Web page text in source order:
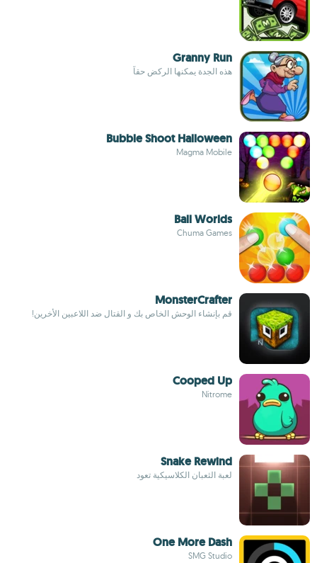
Granny Run
هذه الجدة يمكنها الركض حقاً
Bubble Shoot Halloween
Magma Mobile
Ball Worlds
Chuma Games
MonsterCrafter
قم بإنشاء الوحش الخاص بك و القتال ضد اللاعبين الأخرين!
Cooped Up
Nitrome
Snake Rewind
لعبة الثعبان الكلاسيكية تعود
One More Dash
SMG Studio